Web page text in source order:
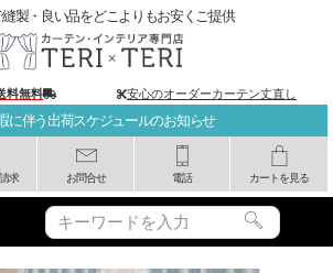
に伴う出荷スケジュールのお知らせ
求 お問合せ 電話 カートを見る
製・良い品をどこよりもお安くご提供
料無料 安心のオーダーカーテン丈直し